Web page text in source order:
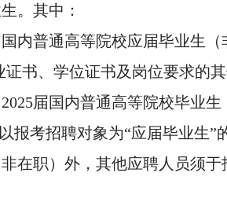
。其中：
国内普通高等院校应届毕业生
书、学位证书及岗位要求的其
2025届国内普通高等院校毕业
报考招聘对象为“应届毕业生”
非在职）外，其他应聘人员须